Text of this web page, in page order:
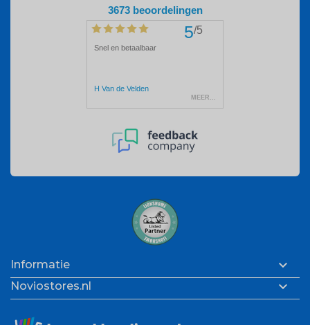
Informatie 
Noviostores.nl 